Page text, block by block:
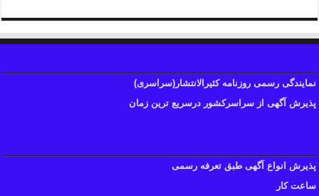
نمایندگی رسمی روزنامه کثیرالانتشار(سراسری)
پذیرش آگهی از سراسرکشور درسریع ترین زمان
پذیرش انواع آگهی طبق تعرفه رسمی
ساعت کار